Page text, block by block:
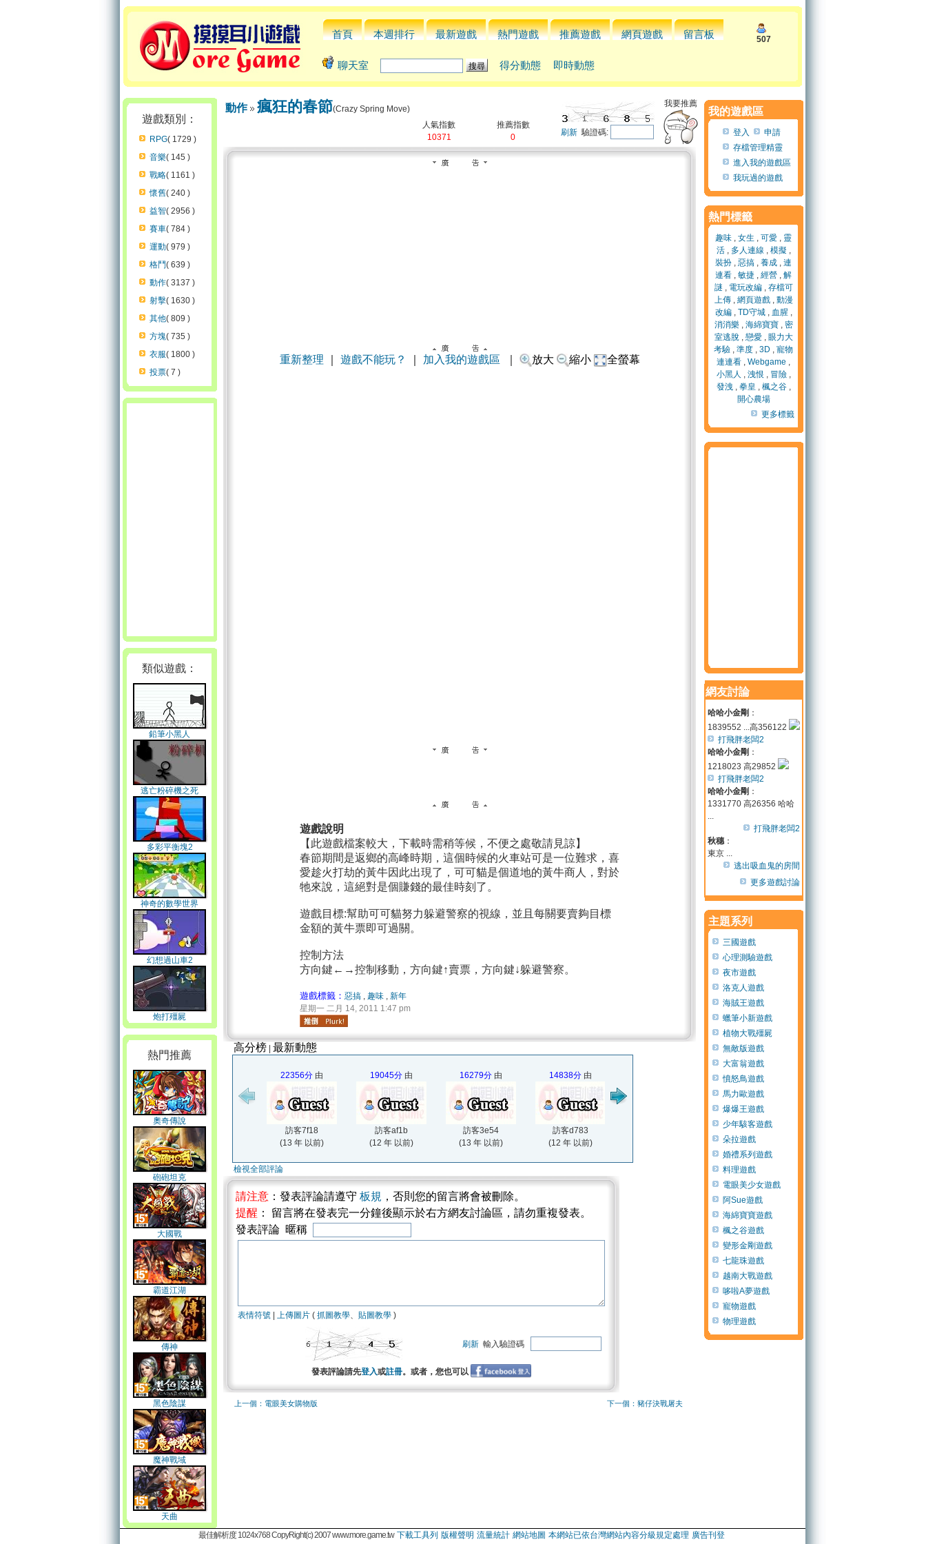
首頁 本週排行 最新遊戲 熱門遊戲 推薦遊戲 網頁遊戲 留言板 507
聊天室 得分動態 即時動態
遊戲類別：
RPG( 1729 )
音樂( 145 )
戰略( 1161 )
懷舊( 240 )
益智( 2956 )
賽車( 784 )
運動( 979 )
格鬥( 639 )
動作( 3137 )
射擊( 1630 )
其他( 809 )
方塊( 735 )
衣服( 1800 )
投票( 7 )
類似遊戲：
鉛筆小黑人
逃亡粉碎機之死
多彩平衡塊2
神奇的數學世界
幻想過山車2
炮打殭屍
熱門推薦
奧奇傳說
砲砲坦克
大國戰
霸道江湖
傳神
黑色陰謀
魔神戰域
天曲
動作 瘋狂的春節(Crazy Spring Move)
人氣指數
10371
推薦指數
0
刷新驗證碼:
我要推薦
重新整理 遊戲不能玩？ 加入我的遊戲區 放大 縮小 全螢幕
遊戲說明
【此遊戲檔案較大，下載時需稍等候，不便之處敬請見諒】
春節期間是返鄉的高峰時期，這個時候的火車站可是一位難求，喜
愛趁火打劫的黃牛因此出現了，可可貓是個道地的黃牛商人，對於
牠來說，這絕對是個賺錢的最佳時刻了。
遊戲目標:幫助可可貓努力躲避警察的視線，並且每關要賣夠目標
金額的黃牛票即可過關。
控制方法
方向鍵←→控制移動，方向鍵↑賣票，方向鍵↓躲避警察。
遊戲標籤： 惡搞 , 趣味 , 新年
星期一 二月 14, 2011 1:47 pm
高分榜 最新動態
22356分 由
訪客7f18
(13 年 以前)
19045分 由
訪客af1b
(12 年 以前)
16279分 由
訪客3e54
(13 年 以前)
14838分 由
訪客d783
(12 年 以前)
13716分由
訪客cfa6
(13 年 以前)
檢視全部評論
請注意 ：發表評論請遵守 板規 ，否則您的留言將會被刪除。
提醒 ： 留言將在發表完一分鐘後顯示於右方網友討論區，請勿重複發表。
發表評論 暱稱
表情符號 上傳圖片 ( 抓圖教學、 貼圖教學 )
刷新 輸入驗證碼
發表評論請先登入或註冊。或者，您也可以
上一個：電眼美女購物版 下一個：豬仔決戰屠夫
我的遊戲區
登入
申請
存檔管理精靈
進入我的遊戲區
我玩過的遊戲
熱門標籤
趣味 , 女生 , 可愛 , 靈
活, 多人連線 , 模擬 ,
裝扮 , 惡搞 , 養成 , 連
連看 , 敏捷 , 經營 , 解
謎 , 電玩改編, 存檔可
上傳, 網頁遊戲, 動漫
改編, TD守城, 血腥 ,
消消樂, 海綿寶寶, 密
室逃脫, 戀愛, 眼力大
考驗 , 準度 , 3D , 寵物
連連看 , Webgame ,
小黑人 , 洩恨 , 冒險,
發洩, 拳皇 , 楓之谷,
開心農場
更多標籤
網友討論
哈哈小金剛 ：
1839552 ...高356122
打飛胖老闆2
哈哈小金剛 ：
1218023 高29852
打飛胖老闆2
哈哈小金剛 ：
1331770 高26356 哈哈
...
打飛胖老闆2
秋穗：
東京 ...
逃出吸血鬼的房間
更多遊戲討論
主題系列
三國遊戲
心理測驗遊戲
夜市遊戲
洛克人遊戲
海賊王遊戲
蠟筆小新遊戲
植物大戰殭屍
無敵版遊戲
大富翁遊戲
憤怒鳥遊戲
馬力歐遊戲
爆爆王遊戲
少年駭客遊戲
朵拉遊戲
婚禮系列遊戲
料理遊戲
電眼美少女遊戲
阿Sue遊戲
海綿寶寶遊戲
楓之谷遊戲
變形金剛遊戲
七龍珠遊戲
越南大戰遊戲
哆啦A夢遊戲
寵物遊戲
物理遊戲
最佳解析度 1024x768 CopyRight(c) 2007 www.more.game.tw 下載工具列 版權聲明 流量統計 網站地圖 本網站已依台灣網站內容分級規定處理 廣告刊登